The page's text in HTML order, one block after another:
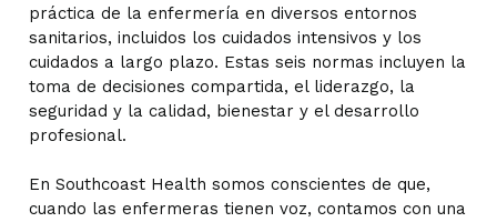
práctica de la enfermería en diversos entornos
sanitarios, incluidos los cuidados intensivos y los
cuidados a largo plazo. Estas seis normas incluyen la
toma de decisiones compartida, el liderazgo, la
seguridad y la calidad, bienestar y el desarrollo
profesional.
En Southcoast Health somos conscientes de que,
cuando las enfermeras tienen voz, contamos con una